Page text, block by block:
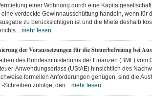
einer Wohnung durch eine
eine verdeckte Gewinnausschüttung handeln, wenn für
zu berücksichtigen ist und die Miete deshalb
mehr lesen
der Voraussetzungen für die Steuerbefreiung bei
des Bundesministeriums der Finanzen (BMF)
Anwendungserlass (UStAE) hinsichtlich des
formellen Anforderungen genügen, sind die
Schreiben zufolge, den... mehr lesen